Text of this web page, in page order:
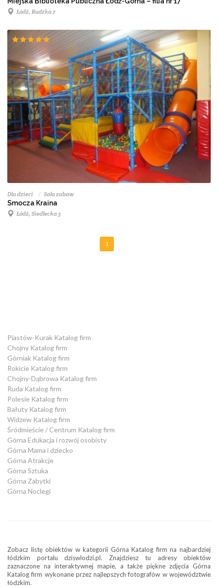
Łódź, Rudzka 7
Dla dzieci Sala zabaw
Smocza Kraina
Łódź, Siedlecka 3
1
Piastów-Kurak Katalog firm
Chojny Katalog firm
Górniak Katalog firm
Rokicie Katalog firm
Chojny-Dąbrowa Katalog firm
Ruda Katalog firm
Polesie Katalog firm
Bałuty Katalog firm
Widzew Katalog firm
Śródmieście / Centrum Katalog firm
Górna Edukacja i rozwój osobisty
Górna Mama i dziecko
Górna Atrakcje
Górna Sztuka
Górna Zabytki
Górna Noclegi
Zobacz listę obiektów w kategorii Górna Katalog firm na najbardziej
łódzkim portalu dziswlodzi.pl. Znajdziesz tu adresy obiektów
zaznaczone na interaktywnej mapie, a także piękne zdjęcia Górna
Katalog firm wykonane przez najlepszych fotografów w województwie
łódzkim.